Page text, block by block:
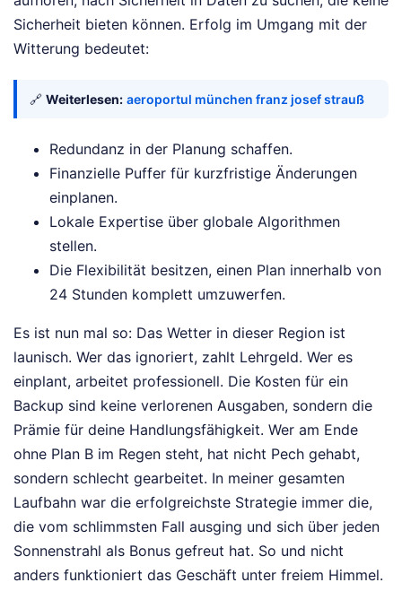
Sicherheit bieten können. Erfolg im Umgang mit der
Witterung bedeutet:
🔗 Weiterlesen: aeroportul münchen franz josef strauß
Redundanz in der Planung schaffen.
Finanzielle Puffer für kurzfristige Änderungen
einplanen.
Lokale Expertise über globale Algorithmen
stellen.
Die Flexibilität besitzen, einen Plan innerhalb von
24 Stunden komplett umzuwerfen.
Es ist nun mal so: Das Wetter in dieser Region ist
launisch. Wer das ignoriert, zahlt Lehrgeld. Wer es
einplant, arbeitet professionell. Die Kosten für ein
Backup sind keine verlorenen Ausgaben, sondern die
Prämie für deine Handlungsfähigkeit. Wer am Ende
ohne Plan B im Regen steht, hat nicht Pech gehabt,
sondern schlecht gearbeitet. In meiner gesamten
Laufbahn war die erfolgreichste Strategie immer die,
die vom schlimmsten Fall ausging und sich über jeden
Sonnenstrahl als Bonus gefreut hat. So und nicht
anders funktioniert das Geschäft unter freiem Himmel.